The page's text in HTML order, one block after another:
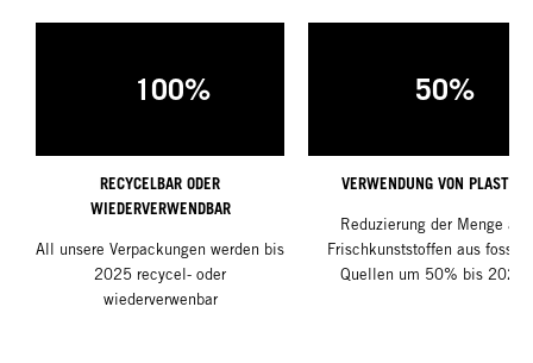
100%
RECYCELBAR ODER
WIEDERVERWENDBAR
All unsere Verpackungen werden bis
2025 recycel- oder
wiederverwenbar
50%
VERWENDUNG VON PLASTIK
Reduzierung der Menge an
Frischkunststoffen aus
Quellen um 50% bis 2025